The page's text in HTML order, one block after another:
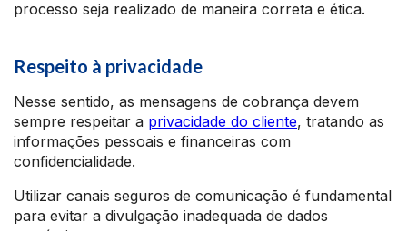
processo seja realizado de maneira correta e ética.
Respeito à privacidade
Nesse sentido, as mensagens de cobrança devem
sempre respeitar a privacidade do cliente, tratando as
informações pessoais e financeiras com
confidencialidade.
Utilizar canais seguros de comunicação é fundamental
para evitar a divulgação inadequada de dados